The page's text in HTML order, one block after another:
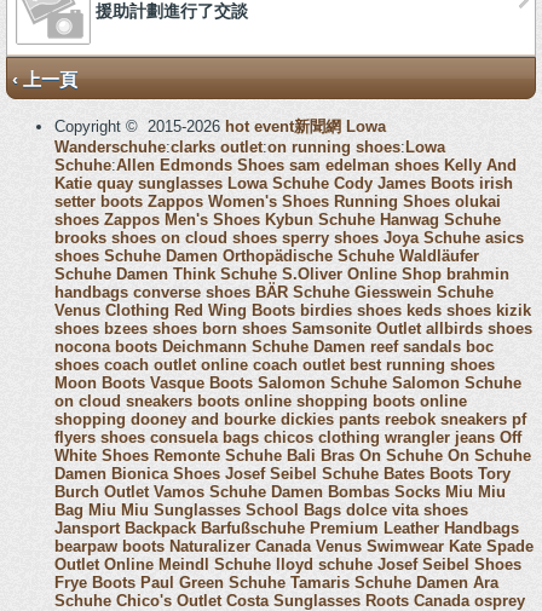
援助計劃進行了交談
‹ 上一頁
Copyright © 2015-2026 hot event新聞網 Lowa
Wanderschuhe:clarks outlet:on running shoes: Lowa
Schuhe:Allen Edmonds Shoes sam edelman shoes Kelly And
Katie quay sunglasses Lowa Schuhe Cody James Boots irish
setter boots Zappos Women's Shoes Running Shoes olukai
shoes Zappos Men's Shoes Kybun Schuhe Hanwag Schuhe
brooks shoes on cloud shoes sperry shoes Joya Schuhe asics
shoes Schuhe Damen Orthopädische Schuhe Waldläufer
Schuhe Damen Think Schuhe S.Oliver Online Shop brahmin
handbags converse shoes BÄR Schuhe Giesswein Schuhe
Venus Clothing Red Wing Boots birdies shoes keds shoes kizik
shoes bzees shoes born shoes Samsonite Outlet allbirds shoes
nocona boots Deichmann Schuhe Damen reef sandals boc
shoes coach outlet online coach outlet best running shoes
Moon Boots Vasque Boots Salomon Schuhe Salomon Schuhe
on cloud sneakers boots online shopping boots online
shopping dooney and bourke dickies pants reebok sneakers pf
flyers shoes consuela bags chicos clothing wrangler jeans Off
White Shoes Remonte Schuhe Bali Bras On Schuhe On Schuhe
Damen Bionica Shoes Josef Seibel Schuhe Bates Boots Tory
Burch Outlet Vamos Schuhe Damen Bombas Socks Miu Miu
Bag Miu Miu Sunglasses School Bags dolce vita shoes
Jansport Backpack Barfußschuhe Premium Leather Handbags
bearpaw boots Naturalizer Canada Venus Swimwear Kate Spade
Outlet Online Meindl Schuhe lloyd schuhe Josef Seibel Shoes
Frye Boots Paul Green Schuhe Tamaris Schuhe Damen Ara
Schuhe Chico's Outlet Costa Sunglasses Roots Canada osprey